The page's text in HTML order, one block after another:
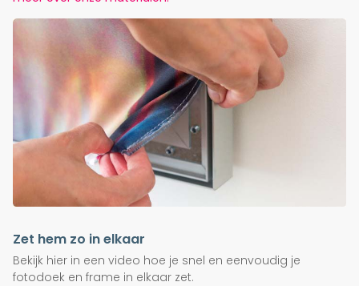
Zet hem zo in elkaar
Bekijk hier in een video hoe je snel en eenvoudig je
fotodoek en frame in elkaar zet.